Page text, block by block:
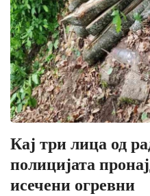
Кај три лица од
полицијата
исечени огревни